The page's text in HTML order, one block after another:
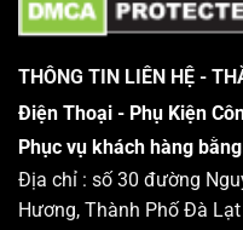
THÔNG TIN LIÊN HỆ -
Điện Thoại - Phụ Kiện
Phục vụ khách hàng
Địa chỉ : số 30 đường
Hương, Thành Phố Đà Lạt